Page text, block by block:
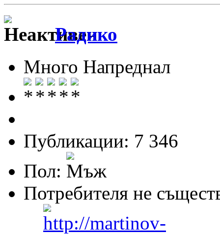
Радико
Много Напреднал
Публикации: 7 346
Пол:
Потребителя не